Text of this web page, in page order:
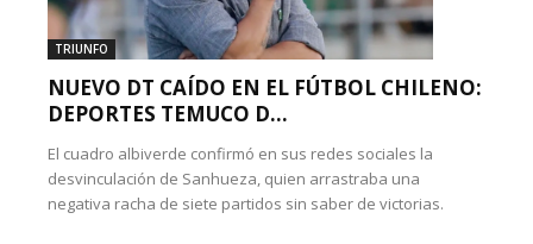
TRIUNFO
NUEVO DT CAÍDO EN EL FÚTBOL CHILENO:
DEPORTES TEMUCO D...
El cuadro albiverde confirmó en sus redes sociales la
desvinculación de Sanhueza, quien arrastraba una
negativa racha de siete partidos sin saber de victorias.